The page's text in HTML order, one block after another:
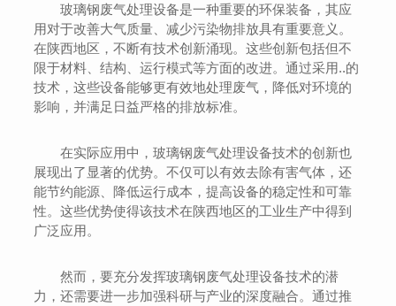
玻璃钢废气处理设备是一种重要的环保装备，其应
用对于改善大气质量、减少污染物排放具有重要意义。
在陕西地区，不断有技术创新涌现。这些创新包括但不
限于材料、结构、运行模式等方面的改进。通过采用..的
技术，这些设备能够更有效地处理废气，降低对环境的
影响，并满足日益严格的排放标准。
在实际应用中，玻璃钢废气处理设备技术的创新也
展现出了显著的优势。不仅可以有效去除有害气体，还
能节约能源、降低运行成本，提高设备的稳定性和可靠
性。这些优势使得该技术在陕西地区的工业生产中得到
广泛应用。
然而，要充分发挥玻璃钢废气处理设备技术的潜
力，还需要进一步加强科研与产业的深度融合。通过推